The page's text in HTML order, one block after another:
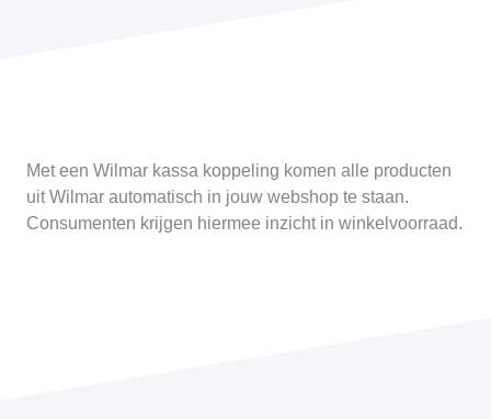
Met een Wilmar kassa koppeling komen alle producten
uit Wilmar automatisch in jouw webshop te staan.
Consumenten krijgen hiermee inzicht in winkelvoorraad.